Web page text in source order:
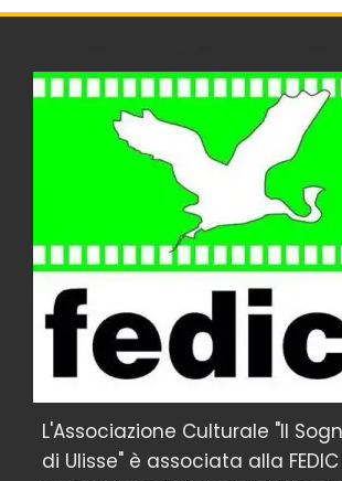
L'Associazione Culturale "Il
di Ulisse" è associata alla